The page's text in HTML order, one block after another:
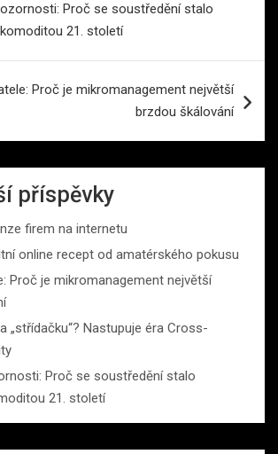
Proč se soustředění stalo
21. století
Proč je mikromanagement největší
brzdou škálování
příspěvky
firem na internetu
online recept od amatérského pokusu
Proč je mikromanagement největší
„střídačku“? Nastupuje éra Cross-
Proč se soustředění stalo
21. století